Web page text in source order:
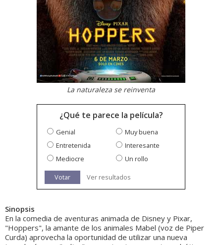
La naturaleza se reinventa
¿Qué te parece la película?
Genial
Muy buena
Entretenida
Interesante
Mediocre
Un rollo
Votar Ver resultados
Sinopsis
En la comedia de aventuras animada de Disney y Pixar,
"Hoppers", la amante de los animales Mabel (voz de Piper
Curda) aprovecha la oportunidad de utilizar una nueva